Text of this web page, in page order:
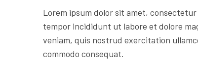
Lorem ipsum dolor sit amet,
tempor incididunt ut labore et dolore
veniam, quis nostrud exercitation
commodo consequat.